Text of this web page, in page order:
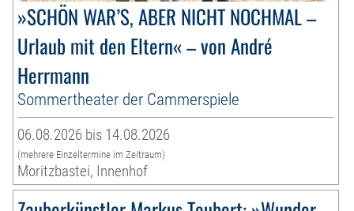
»SCHÖN WAR’S, ABER NICHT NOCHMAL –
Urlaub mit den Eltern« – von André
Herrmann
Sommertheater der Cammerspiele
06.08.2026 bis 14.08.2026
(mehrere Einzeltermine im Zeitraum)
Moritzbastei, Innenhof